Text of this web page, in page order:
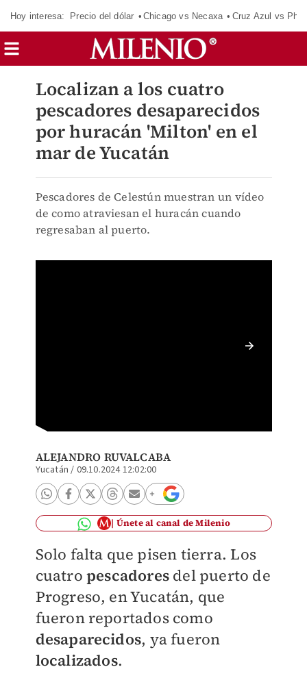
Hoy interesa: Precio del dólar Chicago vs Necaxa Cruz Azul vs
Localizan a los cuatro
pescadores desaparecidos
por huracán 'Milton' en el
mar de Yucatán
Pescadores de Celestún muestran un vídeo
de como atraviesan el huracán cuando
regresaban al puerto.
ALEJANDRO RUVALCABA
Yucatán / 09.10.2024 12:02:00
Únete al canal de Milenio
Solo falta que pisen tierra. Los
cuatro pescadoresdel puerto de
Progreso, en Yucatán, que
fueron reportados como
desaparecidos, ya fueron
localizados.